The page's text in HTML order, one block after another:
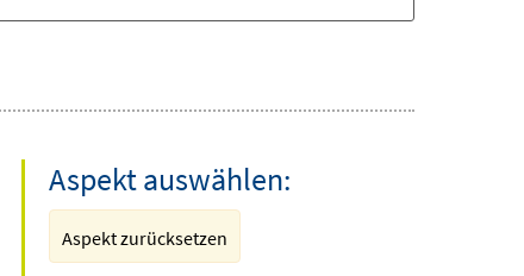
Aspekt auswählen:
Aspekt zurücksetzen